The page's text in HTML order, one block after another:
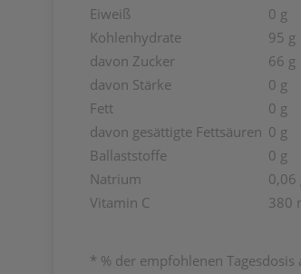
Eiweiß
0 g
Kohlenhydrate
95 g
davon Zucker
66 g
davon Stärke
0 g
Fett
0 g
davon gesättigte Fettsäuren 0 g
Ballaststoffe
0 g
Natrium
0,06
Vitamin C
380
* % der empfohlenen Tagesdosis